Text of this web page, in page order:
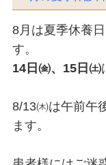
8月は夏季休養
す。
14日㈮、15日㈯
8/13㈭は午前午
ます。